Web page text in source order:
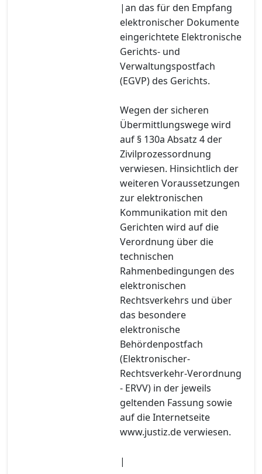
|an das für den Empfang
elektronischer Dokumente
eingerichtete Elektronische
Gerichts- und
Verwaltungspostfach
(EGVP) des Gerichts.
Wegen der sicheren
Übermittlungswege wird
auf § 130a Absatz 4 der
Zivilprozessordnung
verwiesen. Hinsichtlich der
weiteren Voraussetzungen
zur elektronischen
Kommunikation mit den
Gerichten wird auf die
Verordnung über die
technischen
Rahmenbedingungen des
elektronischen
Rechtsverkehrs und über
das besondere
elektronische
Behördenpostfach
(Elektronischer-
Rechtsverkehr-Verordnung
- ERVV) in der jeweils
geltenden Fassung sowie
auf die Internetseite
www.justiz.de verwiesen.
|